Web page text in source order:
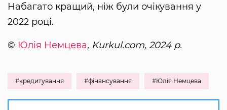
Набагато кращий, ніж були очікування у
2022 році.
© Юлія Немцева, Kurkul.com, 2024 р.
#кредитування #фінансування #Юлія Немцева